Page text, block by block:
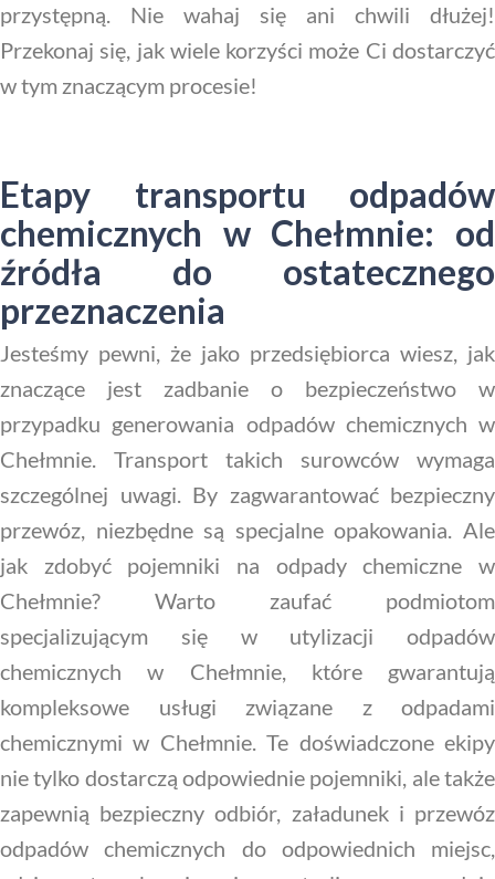
przystępną. Nie wahaj się ani chwili dłużej!
Przekonaj się, jak wiele korzyści może Ci dostarczyć
w tym znaczącym procesie!
Etapy transportu odpadów
chemicznych w Chełmnie: od
źródła do ostatecznego
przeznaczenia
Jesteśmy pewni, że jako przedsiębiorca wiesz, jak
znaczące jest zadbanie o bezpieczeństwo w
przypadku generowania odpadów chemicznych w
Chełmnie. Transport takich surowców wymaga
szczególnej uwagi. By zagwarantować bezpieczny
przewóz, niezbędne są specjalne opakowania. Ale
jak zdobyć pojemniki na odpady chemiczne w
Chełmnie? Warto zaufać podmiotom
specjalizującym się w utylizacji odpadów
chemicznych w Chełmnie, które gwarantują
kompleksowe usługi związane z odpadami
chemicznymi w Chełmnie. Te doświadczone ekipy
nie tylko dostarczą odpowiednie pojemniki, ale także
zapewnią bezpieczny odbiór, załadunek i przewóz
odpadów chemicznych do odpowiednich miejsc,